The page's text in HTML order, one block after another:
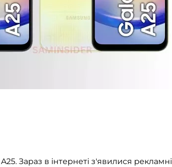
Зараз в інтернеті з'явилися рекламні